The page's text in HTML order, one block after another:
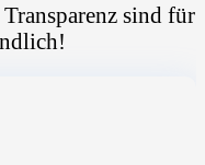
sind für